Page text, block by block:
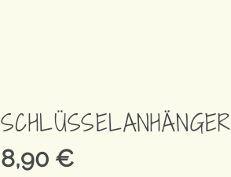
SCHLÜSSELANHÄNGER
8,90 €